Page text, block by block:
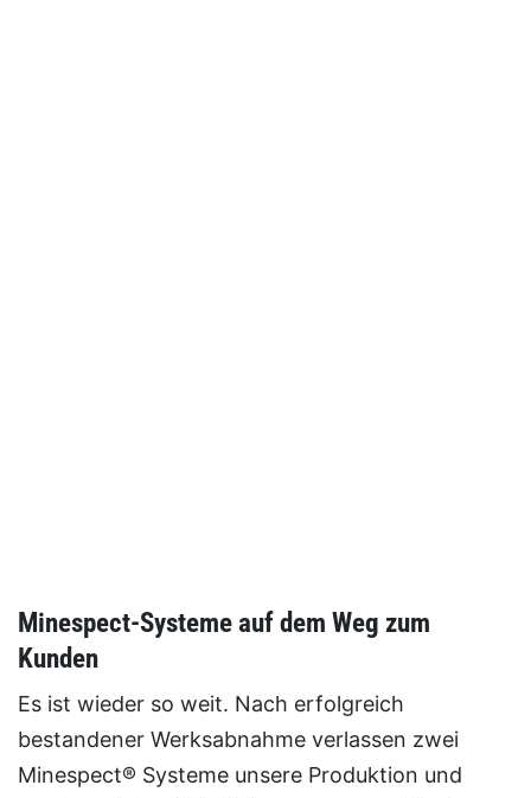
Minespect-Systeme auf dem Weg zum
Kunden
Es ist wieder so weit. Nach erfolgreich
bestandener Werksabnahme verlassen zwei
Minespect® Systeme unsere Produktion und